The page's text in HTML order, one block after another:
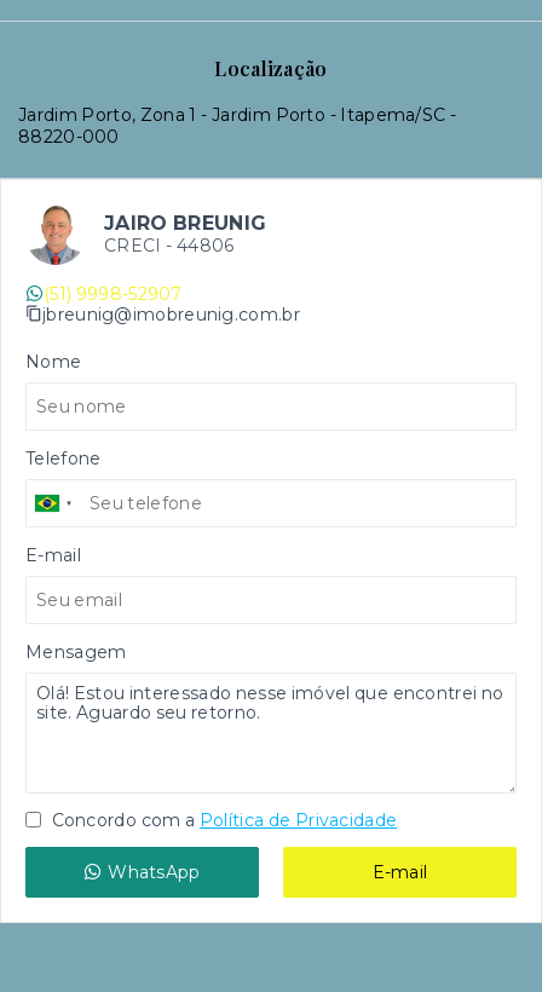
Localização
Jardim Porto, Zona 1 - Jardim Porto - Itapema/SC -
88220-000
JAIRO BREUNIG
CRECI - 44806
(51) 9998-52907
jbreunig@imobreunig.com.br
Nome
Telefone
E-mail
Mensagem
Concordo com a Política de Privacidade
WhatsApp E-mail